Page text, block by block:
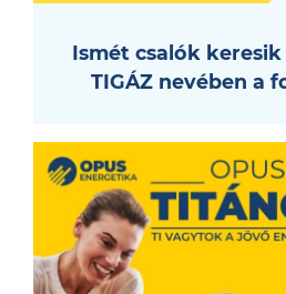
Ismét csalók keresik
TIGÁZ nevében a